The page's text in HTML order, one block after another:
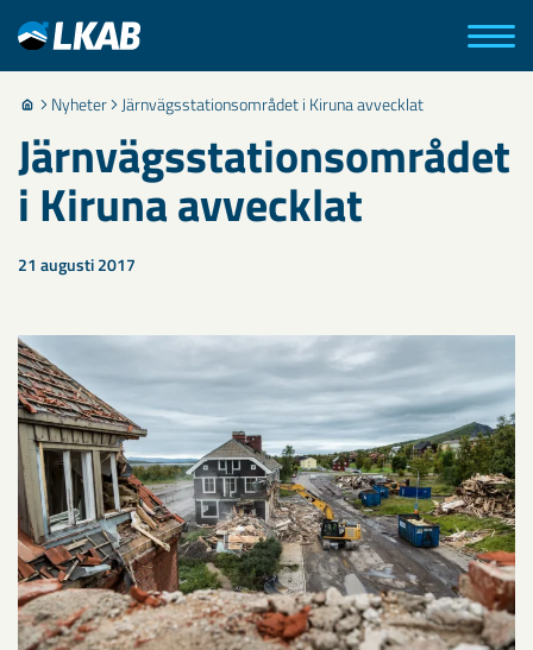
Nyheter Järnvägsstationsområdet i Kiruna avvecklat
Järnvägsstationsområdet
i Kiruna avvecklat
21 augusti 2017